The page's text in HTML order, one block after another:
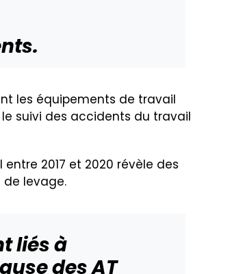
les équipements de travail
suivi des accidents du travail
2017 et 2020 révèle des
de levage.
liés à
des AT